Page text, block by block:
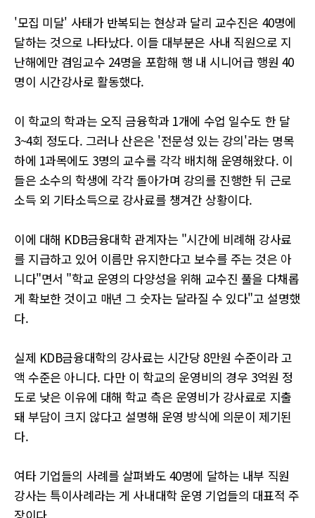
'모집 미달' 사태가 반복되는 현상과 달리 교수진은 40명에
달하는 것으로 나타났다. 이들 대부분은 사내 직원으로 지
난해에만 겸임교수 24명을 포함해 행 내 시니어급 행원 40
명이 시간강사로 활동했다.
이 학교의 학과는 오직 금융학과 1개에 수업 일수도 한 달
3~4회 정도다. 그러나 산은은 '전문성 있는 강의'라는 명목
하에 1과목에도 3명의 교수를 각각 배치해 운영해왔다. 이
들은 소수의 학생에 각각 돌아가며 강의를 진행한 뒤 근로
소득 외 기타소득으로 강사료를 챙겨간 상황이다.
이에 대해 KDB금융대학 관계자는 "시간에 비례해 강사료
를 지급하고 있어 이름만 유지한다고 보수를 주는 것은 아
니다"면서 "학교 운영의 다양성을 위해 교수진 풀을 다채롭
게 확보한 것이고 매년 그 숫자는 달라질 수 있다"고 설명했
다.
실제 KDB금융대학의 강사료는 시간당 8만원 수준이라 고
액 수준은 아니다. 다만 이 학교의 운영비의 경우 3억원 정
도로 낮은 이유에 대해 학교 측은 운영비가 강사료로 지출
돼 부담이 크지 않다고 설명해 운영 방식에 의문이 제기된
다.
여타 기업들의 사례를 살펴봐도 40명에 달하는 내부 직원
강사는 특이사례라는 게 사내대학 운영 기업들의 대표적 주